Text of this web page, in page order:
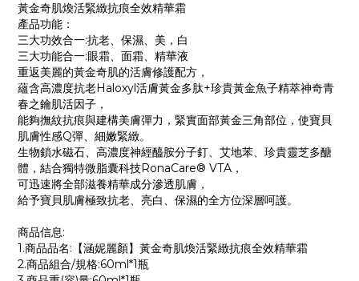
黃金奇肌煥活緊緻抗痕全效精華霜
產品功能：
三大功效合一:抗老、保濕、美，白
三大功能合一:眼霜、面霜、精華液
重返美麗的黃金奇肌的活膚修護配方，
蘊含高濃度抗老Haloxyl活膚黃金多肽+珍貴黃金魚子精萃神奇青
春之鑰肌活因子，
能夠撫紋抗痕與建構美膚彈力，緊實面部黃金三角部位，使寶貝
肌膚性感Q彈、細嫩緊緻。
生物鎖水磁石、高濃度神經醯胺分子釘、艾地苯、珍貴靈芝多醣
體，結合獨特微脂囊科技RonaCare® VTA，
可迅速將全部滋養精華成分滲透肌膚，
給予寶貝肌膚極致抗老、亮白、保濕的全方位深層呵護。
商品信息:
1.商品品名:【涵妮麗顏】黃金奇肌煥活緊緻抗痕全效精華霜
2.商品組合/規格:60ml*1瓶